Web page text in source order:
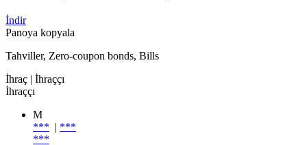
İndir
Panoya kopyala
Tahviller, Zero-coupon bonds, Bills
İhraç | İhraççı
İhraççı
M
*** | ***
***